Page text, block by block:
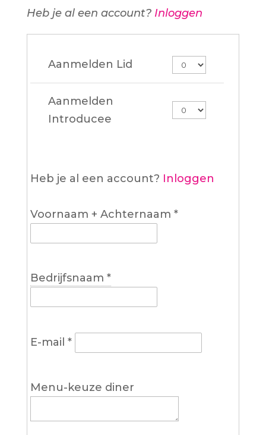
Heb je al een account? Inloggen
Aanmelden Lid
Aanmelden
Introducee
Heb je al een account? Inloggen
Voornaam + Achternaam *
Bedrijfsnaam *
E-mail *
Menu-keuze diner